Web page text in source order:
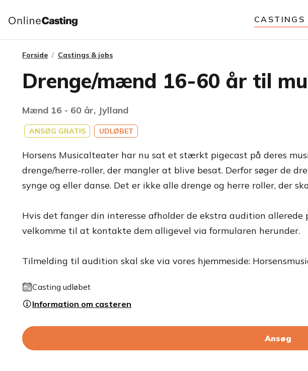
CASTINGS
Forside Castings & jobs
Drenge/mænd 16-60 år til
Mænd 16 - 60 år, Jylland
ANSØG GRATIS UDLØBET
Horsens Musicalteater har nu sat et stærkt pigecast på deres
drenge/herre-roller, der mangler at blive besat. Derfor søger de
synge og eller danse. Det er ikke alle drenge og herre roller, der
Hvis det fanger din interesse afholder de ekstra audition
velkomme til at kontakte dem alligevel via formularen herunder.
Tilmelding til audition skal ske via vores hjemmeside:
Casting udløbet
Information om casteren
Ansøg